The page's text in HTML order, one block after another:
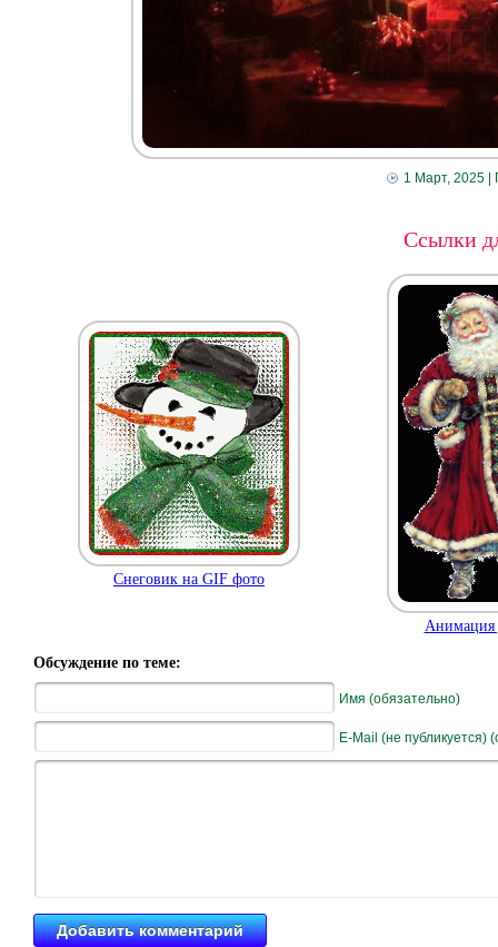
1 Март, 2025|
Ссылки
Снеговик на GIF фото
Обсуждение по теме:
Имя (обязательно)
E-Mail (не публикуется)